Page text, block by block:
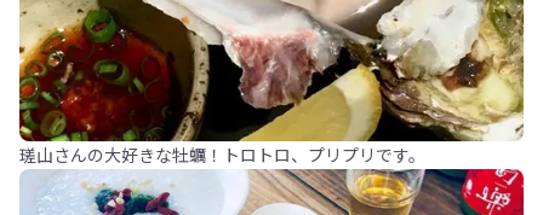
瑳山さんの大好きな牡蠣！トロトロ、プリプリです。